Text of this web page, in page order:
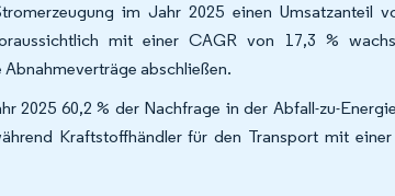
im Jahr 2025 einen Umsatzanteil
mit einer CAGR von 17,3 %
abschließen.
2025 60,2 % der Nachfrage in der Abfall-zu-
Kraftstoffhändler für den Transport mit